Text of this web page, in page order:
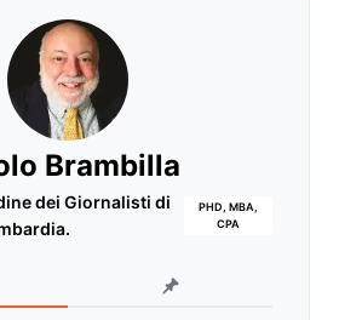
Brambilla
dei Giornalisti di
PHD, MBA,
CPA